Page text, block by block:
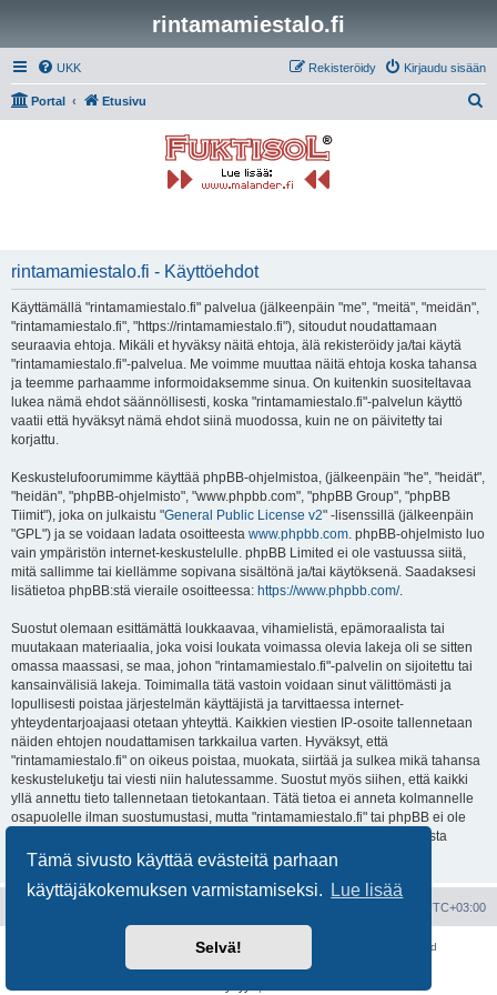
Tämä sivusto käyttää evästeitä parhaan
käyttäjäkokemuksen varmistamiseksi.
Lue lisää
Selvä!
rintamamiestalo.fi
UKK Kirjaudu sisään
Rekisteröidy
Portal Etusivu
rintamamiestalo.fi - Käyttöehdot
Käyttämällä "rintamamiestalo.fi" palvelua (jälkeenpäin "me", "meitä", "meidän",
"rintamamiestalo.fi", "https://rintamamiestalo.fi"), sitoudut noudattamaan
seuraavia ehtoja. Mikäli et hyväksy näitä ehtoja, älä rekisteröidy ja/tai käytä
"rintamamiestalo.fi"-palvelua. Me voimme muuttaa näitä ehtoja koska tahansa
ja teemme parhaamme informoidaksemme sinua. On kuitenkin suositeltavaa
lukea nämä ehdot säännöllisesti, koska "rintamamiestalo.fi"-palvelun käyttö
vaatii että hyväksyt nämä ehdot siinä muodossa, kuin ne on päivitetty tai
korjattu.
Keskustelufoorumimme käyttää phpBB-ohjelmistoa, (jälkeenpäin "he", "heidät",
"heidän", "phpBB-ohjelmisto", "www.phpbb.com", "phpBB Group", "phpBB
Tiimit"), joka on julkaistu "General Public License v2" -lisenssillä (jälkeenpäin
"GPL") ja se voidaan ladata osoitteesta www.phpbb.com. phpBB-ohjelmisto luo
vain ympäristön internet-keskustelulle. phpBB Limited ei ole vastuussa siitä,
mitä sallimme tai kiellämme sopivana sisältönä ja/tai käytöksenä. Saadaksesi
lisätietoa phpBB:stä vieraile osoitteessa: https://www.phpbb.com/.
Suostut olemaan esittämättä loukkaavaa, vihamielistä, epämoraalista tai
muutakaan materiaalia, joka voisi loukata voimassa olevia lakeja oli se sitten
omassa maassasi, se maa, johon "rintamamiestalo.fi"-palvelin on sijoitettu tai
kansainvälisiä lakeja. Toimimalla tätä vastoin voidaan sinut välittömästi ja
lopullisesti poistaa järjestelmän käyttäjistä ja tarvittaessa internet-
yhteydentarjoajaasi otetaan yhteyttä. Kaikkien viestien IP-osoite tallennetaan
näiden ehtojen noudattamisen tarkkailua varten. Hyväksyt, että
"rintamamiestalo.fi" on oikeus poistaa, muokata, siirtää ja sulkea mikä tahansa
keskusteluketju tai viesti niin halutessamme. Suostut myös siihen, että kaikki
yllä annettu tieto tallennetaan tietokantaan. Tätä tietoa ei anneta kolmannelle
osapuolelle ilman suostumustasi, mutta "rintamamiestalo.fi" tai phpBB ei ole
vastuussa mahdollisen tietoturvamurron aiheuttamasta tietojen vuodosta
ulkopuolisille tahoille.
UTC+03:00
Keskustelufoorumin ohjelmistophpBB
® Forum Software © phpBB Limited
Käännös: phpBB Suomi (lurttinen, harritapio, Pettis)